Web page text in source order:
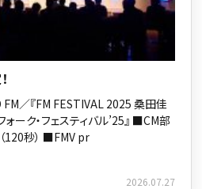
／『FM FESTIVAL 2025 桑田佳
ーク・フェスティバル’25』 ■CM部
120秒） ■FMV pr
2026.07.27